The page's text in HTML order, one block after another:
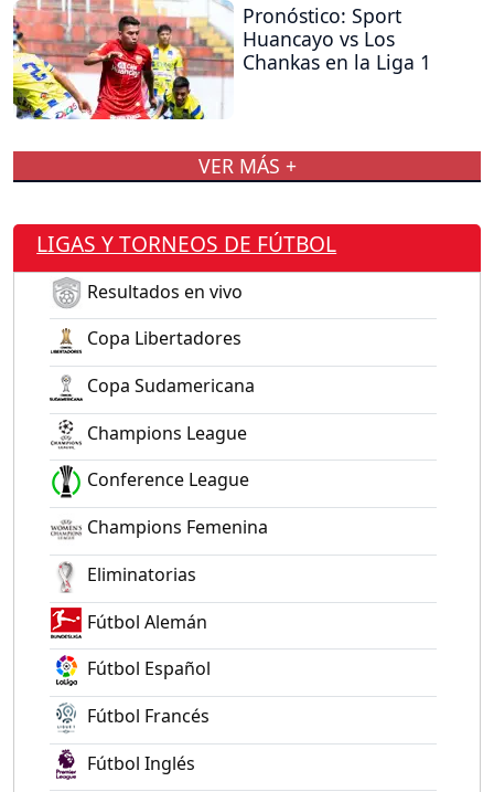
Pronóstico: Sport
Huancayo vs Los
Chankas en la Liga 1
VER MÁS +
LIGAS Y TORNEOS DE FÚTBOL
Resultados en vivo
Copa Libertadores
Copa Sudamericana
Champions League
Conference League
Champions Femenina
Eliminatorias
Fútbol Alemán
Fútbol Español
Fútbol Francés
Fútbol Inglés